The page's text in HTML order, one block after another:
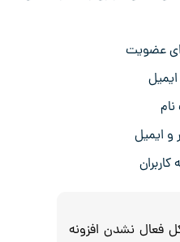
ایمیل
و ایمیل
فعال نشدن افزونه